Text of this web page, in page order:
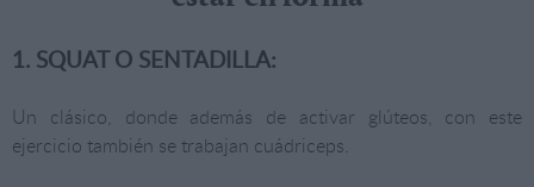
1. SQUAT O SENTADILLA:
Un clásico, donde además de activar glúteos, con este
ejercicio también se trabajan cuádriceps.